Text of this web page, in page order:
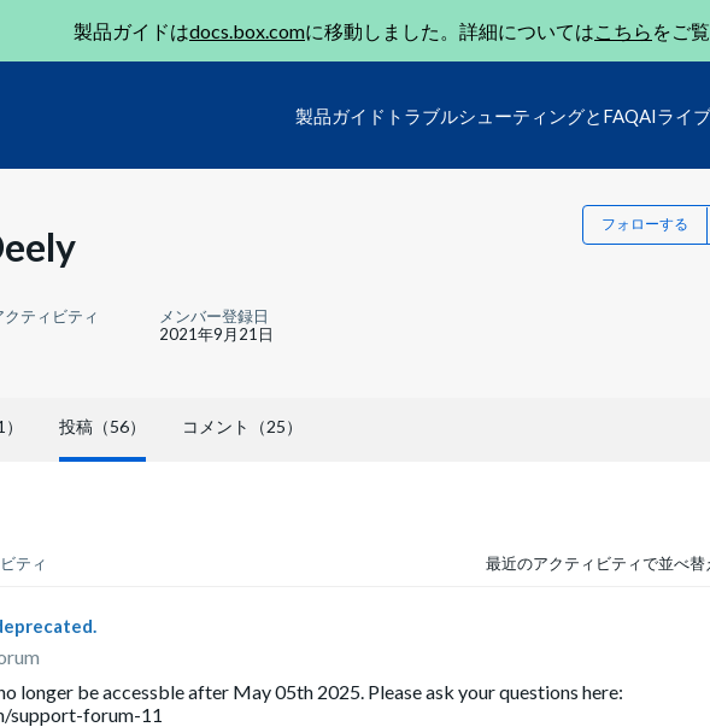
製品ガイドはdocs.box.comに移動しました。詳細についてはこちら をご
製品ガイド トラブルシューティングとFAQAIライ
フォローする
ティビティ
メンバー登録日
2021年9月21日
投稿（56） コメント（25）
ティ 最近のアクティビティで並べ
longer be accessble after May 05th 2025. Please ask your questions here:
support-forum-11